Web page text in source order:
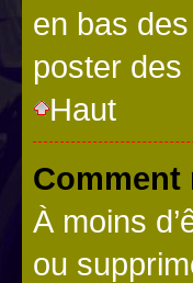
en bas
poster
Haut
Comment
À moins
ou